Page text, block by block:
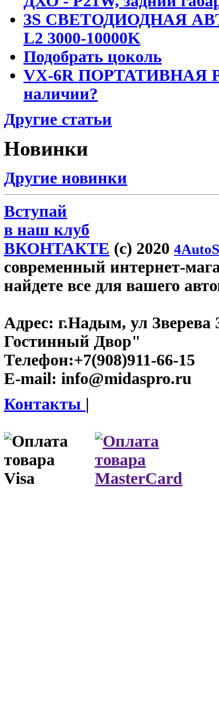
3S СВЕТОДИОДНАЯ
L2 3000-10000K
Подобрать цоколь
VX-6R ПОРТАТИВНАЯ
наличии?
Другие статьи
Новинки
Другие новинки
Вступай
в наш клуб
ВКОНТАКТЕ (c) 2020
современный интернет-
найдете все для вашего
Адрес: г.Надым, ул
Гостинный Двор"
Телефон:+7(908)911-66-15
E-mail: info@midaspro.ru
Контакты |